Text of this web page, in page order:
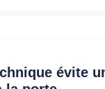
évite